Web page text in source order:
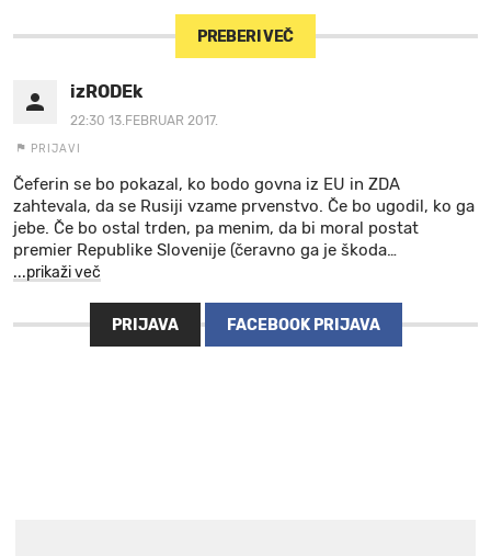
PREBERI VEČ
izRODEk
22:30 13.FEBRUAR 2017.
PRIJAVI
Čeferin se bo pokazal, ko bodo govna iz EU in ZDA
zahtevala, da se Rusiji vzame prvenstvo. Če bo ugodil, ko ga
jebe. Če bo ostal trden, pa menim, da bi moral postat
premier Republike Slovenije (čeravno ga je škoda…
...prikaži več
PRIJAVA FACEBOOK PRIJAVA